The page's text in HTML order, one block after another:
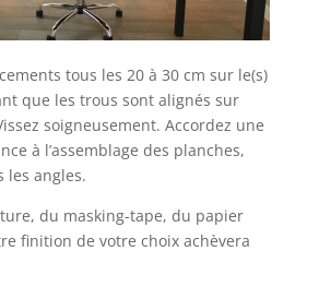
tous les 20 à 30 cm sur le(s)
que les trous sont alignés sur
soigneusement. Accordez une
à l’assemblage des planches,
les angles.
du masking-tape, du papier
finition de votre choix achèvera